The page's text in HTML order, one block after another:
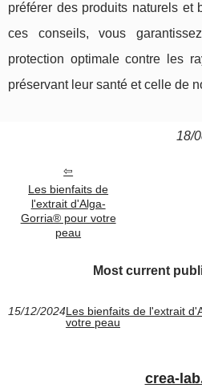
préférer des produits naturels et
ces conseils, vous
protection optimale contre les
préservant leur santé et celle de
18/
Les bienfaits de
l'extrait d'Alga-
Gorria® pour votre
peau
Most current
15/12/2024Les bienfaits de l'extrait
votre peau
crea-